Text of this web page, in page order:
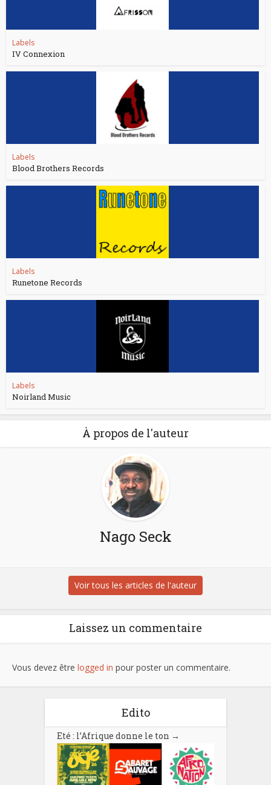
Labels
IV Connexion
Labels
Blood Brothers Records
Labels
Runetone Records
Labels
Noirland Music
À propos de l'auteur
Nago Seck
Voir tous les articles de l'auteur
Laissez un commentaire
Vous devez être logged in pour poster un commentaire.
Edito
Eté : l’Afrique donne le ton →